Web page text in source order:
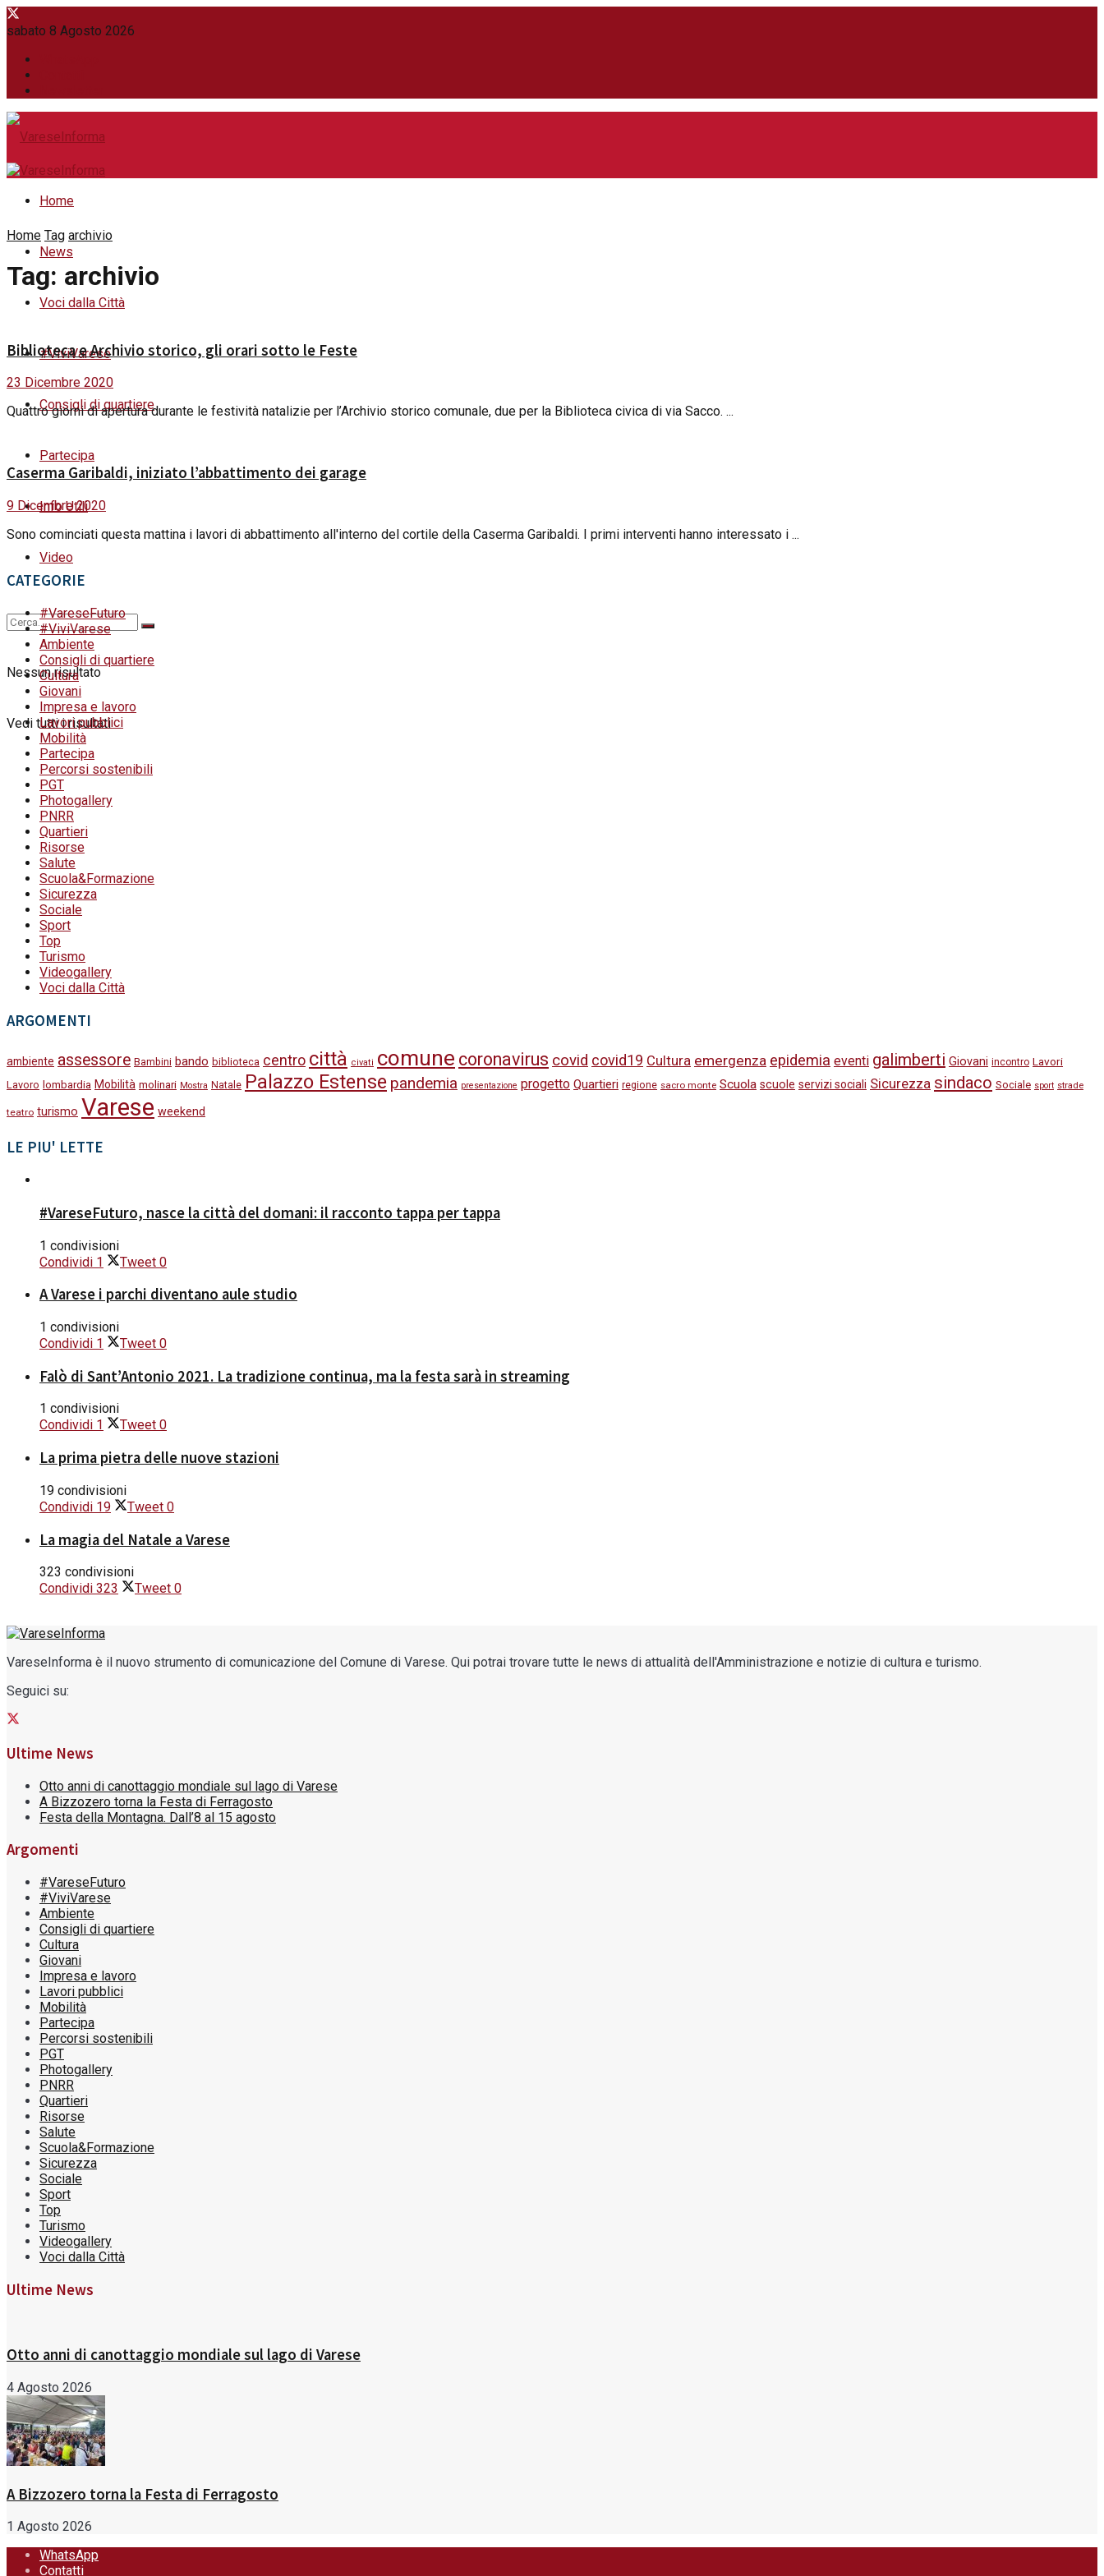
sabato 8 Agosto 2026
Home
News
Voci dalla Città
#ViviVarese
Consigli di quartiere
Partecipa
Info Utili
Video
Nessun risultato
Vedi tutti i risultati
Home Tag archivio
Tag: archivio
Biblioteca e Archivio storico, gli orari sotto le Feste
23 Dicembre 2020
Quattro giorni di apertura durante le festività natalizie per l’Archivio storico comunale, due per la Biblioteca civica di via Sacco. ...
Caserma Garibaldi, iniziato l’abbattimento dei garage
9 Dicembre 2020
Sono cominciati questa mattina i lavori di abbattimento all'interno del cortile della Caserma Garibaldi. I primi interventi hanno interessato i ...
CATEGORIE
#VareseFuturo
#ViviVarese
Ambiente
Consigli di quartiere
Cultura
Giovani
Impresa e lavoro
Lavori pubblici
Mobilità
Partecipa
Percorsi sostenibili
PGT
Photogallery
PNRR
Quartieri
Risorse
Salute
Scuola&Formazione
Sicurezza
Sociale
Sport
Top
Turismo
Videogallery
Voci dalla Città
ARGOMENTI
ambiente assessore Bambini bando biblioteca centro città civati comune coronavirus covid covid19 Cultura emergenza epidemia eventi galimberti Giovani incontro Lavori
Lavoro lombardia Mobilità molinari Mostra Natale Palazzo Estense pandemia presentazione progetto Quartieri regione sacro monte Scuola scuole servizi sociali Sicurezza sindaco Sociale sport strade
teatro turismo Varese weekend
LE PIU' LETTE
#VareseFuturo, nasce la città del domani: il racconto tappa per tappa
1 condivisioni
Condividi 1 Tweet 0
A Varese i parchi diventano aule studio
1 condivisioni
Condividi 1 Tweet 0
Falò di Sant’Antonio 2021. La tradizione continua, ma la festa sarà in streaming
1 condivisioni
Condividi 1 Tweet 0
La prima pietra delle nuove stazioni
19 condivisioni
Condividi 19 Tweet 0
La magia del Natale a Varese
323 condivisioni
Condividi 323 Tweet 0
VareseInforma è il nuovo strumento di comunicazione del Comune di Varese. Qui potrai trovare tutte le news di attualità dell'Amministrazione e notizie di cultura e turismo.
Seguici su:
Ultime News
Otto anni di canottaggio mondiale sul lago di Varese
A Bizzozero torna la Festa di Ferragosto
Festa della Montagna. Dall’8 al 15 agosto
Argomenti
#VareseFuturo
#ViviVarese
Ambiente
Consigli di quartiere
Cultura
Giovani
Impresa e lavoro
Lavori pubblici
Mobilità
Partecipa
Percorsi sostenibili
PGT
Photogallery
PNRR
Quartieri
Risorse
Salute
Scuola&Formazione
Sicurezza
Sociale
Sport
Top
Turismo
Videogallery
Voci dalla Città
Ultime News
Otto anni di canottaggio mondiale sul lago di Varese
4 Agosto 2026
A Bizzozero torna la Festa di Ferragosto
1 Agosto 2026
WhatsApp
Contatti